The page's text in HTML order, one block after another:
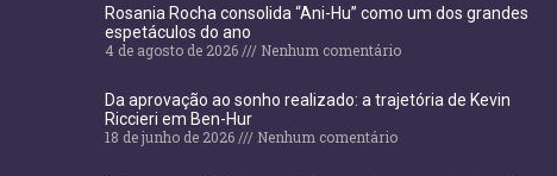
Rosania Rocha consolida “Ani-Hu” como um dos grandes
espetáculos do ano
4 de agosto de 2026
Nenhum comentário
Da aprovação ao sonho realizado: a trajetória de Kevin
Riccieri em Ben-Hur
18 de junho de 2026
Nenhum comentário